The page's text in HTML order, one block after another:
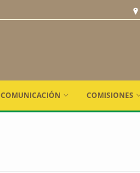
COMUNICACIÓN COMISIONES